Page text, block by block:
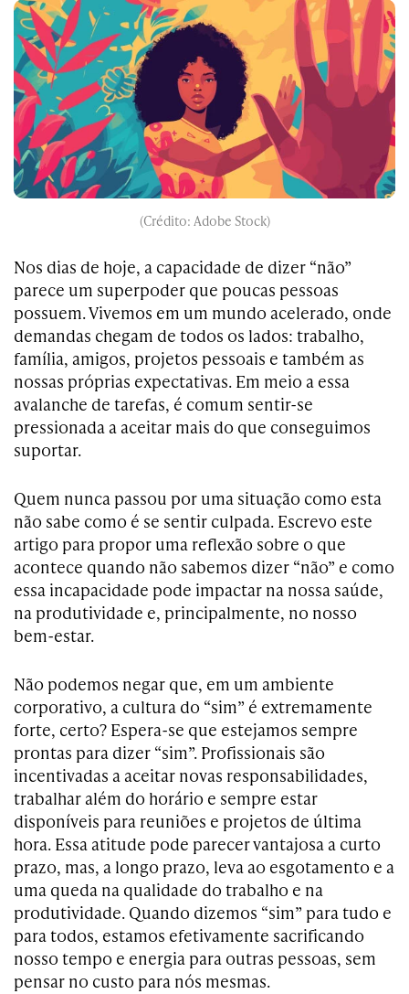
(Crédito: Adobe Stock)
Nos dias de hoje, a capacidade de dizer “não”
parece um superpoder que poucas pessoas
possuem. Vivemos em um mundo acelerado, onde
demandas chegam de todos os lados: trabalho,
família, amigos, projetos pessoais e também as
nossas próprias expectativas. Em meio a essa
avalanche de tarefas, é comum sentir-se
pressionada a aceitar mais do que conseguimos
suportar.
Quem nunca passou por uma situação como esta
não sabe como é se sentir culpada. Escrevo este
artigo para propor uma reflexão sobre o que
acontece quando não sabemos dizer “não” e como
essa incapacidade pode impactar na nossa saúde,
na produtividade e, principalmente, no nosso
bem-estar.
Não podemos negar que, em um ambiente
corporativo, a cultura do “sim” é extremamente
forte, certo? Espera-se que estejamos sempre
prontas para dizer “sim”. Profissionais são
incentivadas a aceitar novas responsabilidades,
trabalhar além do horário e sempre estar
disponíveis para reuniões e projetos de última
hora. Essa atitude pode parecer vantajosa a curto
prazo, mas, a longo prazo, leva ao esgotamento e a
uma queda na qualidade do trabalho e na
produtividade. Quando dizemos “sim” para tudo e
para todos, estamos efetivamente sacrificando
nosso tempo e energia para outras pessoas, sem
pensar no custo para nós mesmas.